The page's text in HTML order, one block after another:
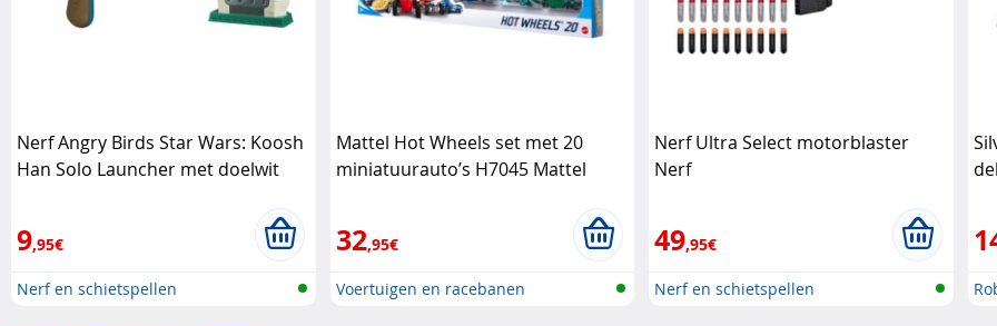
Nerf Angry Birds Star Wars: Koosh
Han Solo Launcher met doelwit
9,95€
Nerf en schietspellen
Mattel Hot Wheels set met 20
miniatuurauto’s H7045 Mattel
32,95€
Voertuigen en racebanen
Nerf Ultra Select motorblaster
Nerf
49,95€
Nerf en schietspellen